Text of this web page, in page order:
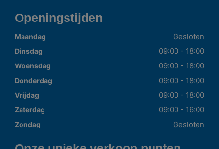
Openingstijden
Maandag Gesloten
Dinsdag 09:00 - 18:00
Woensdag 09:00 - 18:00
Donderdag 09:00 - 18:00
Vrijdag 09:00 - 18:00
Zaterdag 09:00 - 16:00
Zondag Gesloten